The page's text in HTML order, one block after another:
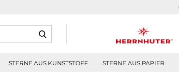
STERNE AUS KUNSTSTOFF STERNE AUS PAPIER